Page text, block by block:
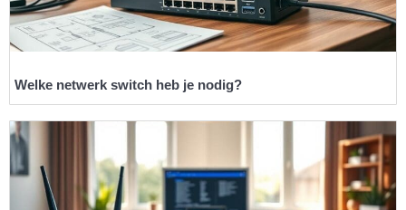
Welke netwerk switch heb je nodig?